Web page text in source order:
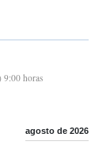
9:00 horas
agosto de 2026